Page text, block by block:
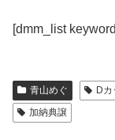
[dmm_list
青山めぐ Dカ
加納典譲